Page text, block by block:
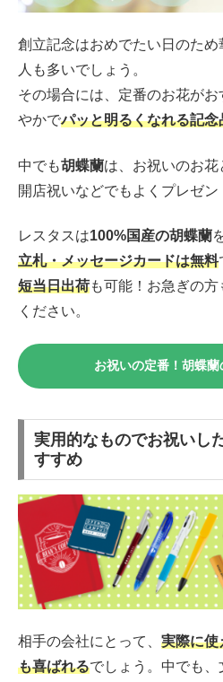
創立記念はおめでたい日のた
人も多いでしょう。
その場合には、定番のお花が
やかでパッと明るくなれる記念
中でも胡蝶蘭は、お祝いのお花
開店祝いなどでもよくプレゼン
レスタスは100%国産の胡蝶蘭
立札・メッセージカードは無料
短当日出荷も可能！お急ぎの
ください。
お祝いの定番！胡蝶蘭
実用的なものでお祝いし
すすめ
相手の会社にとって、 実際に使
も喜ばれるでしょう。中でも